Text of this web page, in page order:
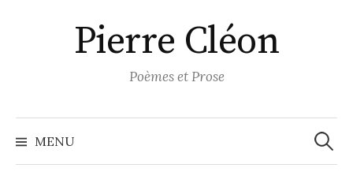
Pierre Cléon
Poèmes et Prose
MENU